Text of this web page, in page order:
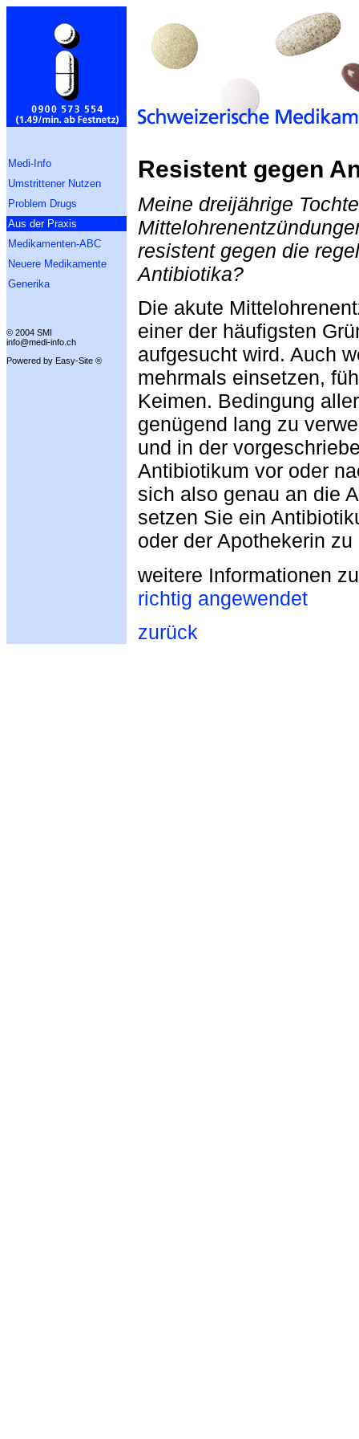
Medi-Info
Umstrittener Nutzen
Problem Drugs
Aus der Praxis
Medikamenten-ABC
Neuere Medikamente
Generika
© 2004 SMI
info@medi-info.ch
Powered by Easy-Site ®
Resistent gegen
Meine dreijährige
resistent gegen die
Antibiotika?
Die akute
einer der häufigsten
aufgesucht wird. Auch
mehrmals einsetzen,
Keimen. Bedingung
genügend lang zu
und in der
Antibiotikum vor oder
sich also genau an die
setzen Sie ein
oder der Apothekerin
weitere Informationen
richtig angewendet
zurück